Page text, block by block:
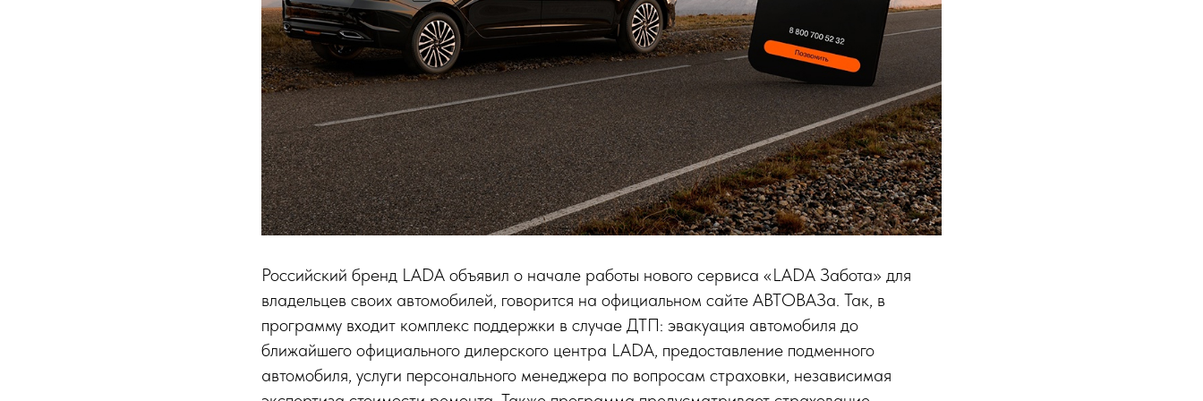
Российский бренд LADA объявил о начале работы нового сервиса «LADA Забота» для
владельцев своих автомобилей, говорится на официальном сайте АВТОВАЗа. Так, в
программу входит комплекс поддержки в случае ДТП: эвакуация автомобиля до
ближайшего официального дилерского центра LADA, предоставление подменного
автомобиля, услуги персонального менеджера по вопросам страховки, независимая